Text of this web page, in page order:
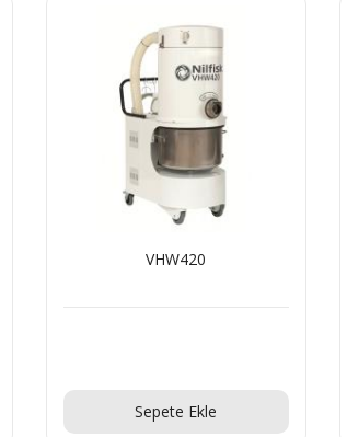
VHW321 LC
Sepete Ekle